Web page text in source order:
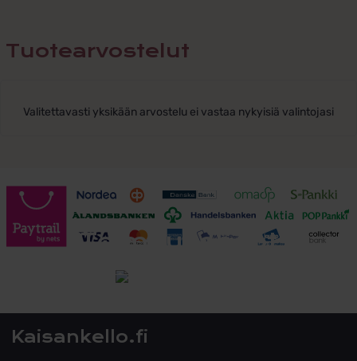
Tuotearvostelut
Valitettavasti yksikään arvostelu ei vastaa nykyisiä valintojasi
Toimitusehdot
Kaisankello.fi